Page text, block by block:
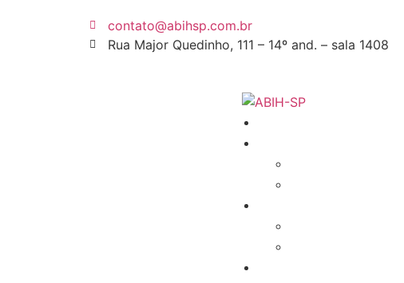
contato@abihsp.com.br
Rua Major Quedinho, 111 – 14º and. – sala 1408